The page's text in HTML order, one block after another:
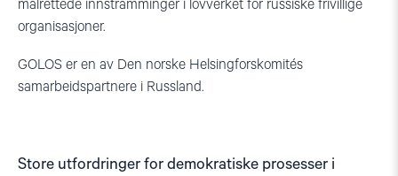
målrettede innstramminger i lovverket for russiske frivillige
organisasjoner.
GOLOS er en av Den norske Helsingforskomités
samarbeidspartnere i Russland.
Store utfordringer for demokratiske prosesser i